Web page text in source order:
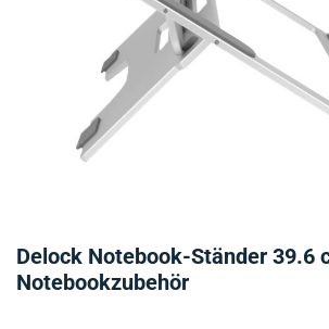
Delock Notebook-Ständer 39.6
Notebookzubehör